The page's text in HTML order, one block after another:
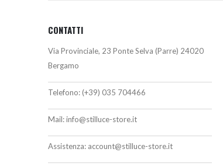
CONTATTI
Via Provinciale, 23 Ponte Selva (Parre) 24020
Bergamo
Telefono: (+39) 035 704466
Mail:info@stilluce-store.it
Assistenza: account@stilluce-store.it